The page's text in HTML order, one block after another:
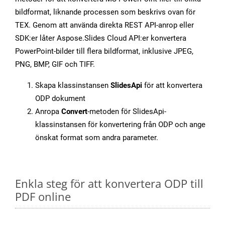
bildformat, liknande processen som beskrivs ovan för
TEX. Genom att använda direkta REST API-anrop eller
SDK:er låter Aspose.Slides Cloud API:er konvertera
PowerPoint-bilder till flera bildformat, inklusive JPEG,
PNG, BMP, GIF och TIFF.
Skapa klassinstansen SlidesApi för att konvertera
ODP dokument
Anropa Convert-metoden för SlidesApi-
klassinstansen för konvertering från ODP och ange
önskat format som andra parameter.
Enkla steg för att konvertera ODP till
PDF online